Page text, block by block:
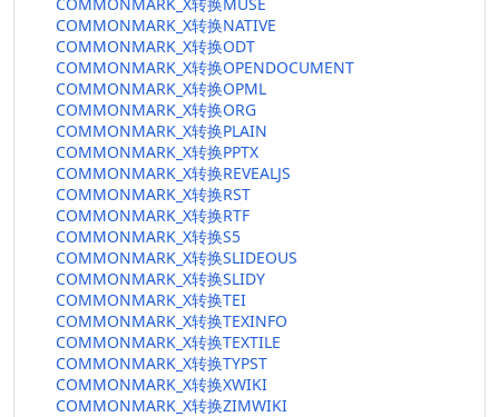
COMMONMARK_X转换NATIVE
COMMONMARK_X转换ODT
COMMONMARK_X转换OPENDOCUMENT
COMMONMARK_X转换OPML
COMMONMARK_X转换ORG
COMMONMARK_X转换PLAIN
COMMONMARK_X转换PPTX
COMMONMARK_X转换REVEALJS
COMMONMARK_X转换RST
COMMONMARK_X转换RTF
COMMONMARK_X转换S5
COMMONMARK_X转换SLIDEOUS
COMMONMARK_X转换SLIDY
COMMONMARK_X转换TEI
COMMONMARK_X转换TEXINFO
COMMONMARK_X转换TEXTILE
COMMONMARK_X转换TYPST
COMMONMARK_X转换XWIKI
COMMONMARK_X转换ZIMWIKI